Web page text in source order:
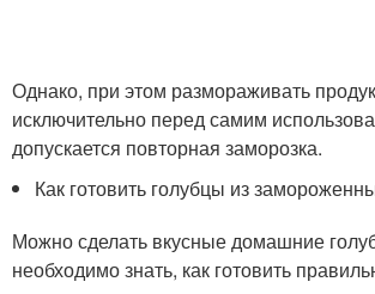
Однако, при этом размораживать
исключительно перед самим
допускается повторная заморозка.
Как готовить голубцы из
Можно сделать вкусные домашние
необходимо знать, как готовить